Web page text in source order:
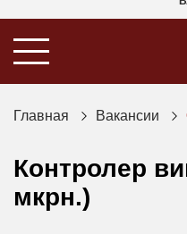
Главная Вакансии
Контролер
мкрн.)